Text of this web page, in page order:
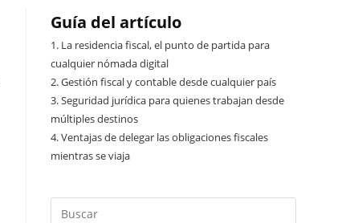
Guía del artículo
1. La residencia fiscal, el punto de partida para
cualquier nómada digital
2.Gestión fiscal y contable desde cualquier país
3.Seguridad jurídica para quienes trabajan desde
múltiples destinos
4.Ventajas de delegar las obligaciones fiscales
mientras se viaja